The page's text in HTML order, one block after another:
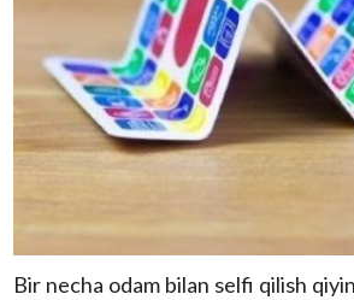
Bir necha odam bilan selfi qilish